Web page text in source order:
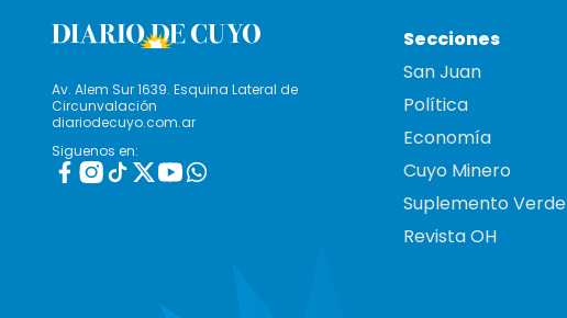
Av. Alem Sur 1639. Esquina Lateral de
Circunvalación
diariodecuyo.com.ar
Siguenos en:
Secciones
San Juan
Política
Economía
Cuyo Minero
Suplemento Verde
Revista OH